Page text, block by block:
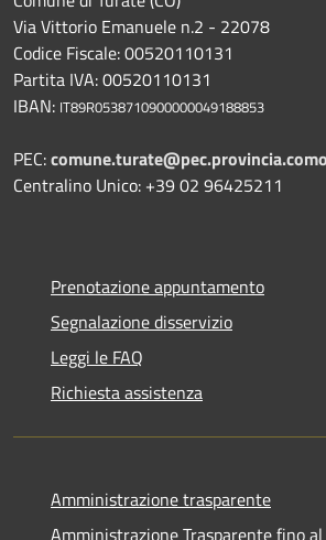
Via Vittorio Emanuele n.2 - 22078
Codice Fiscale: 00520110131
Partita IVA: 00520110131
IBAN: IT89R0538710900000049188853
PEC:
Centralino Unico: +39 02 96425211
Prenotazione appuntamento
Segnalazione disservizio
Leggi le FAQ
Richiesta assistenza
Amministrazione trasparente
Amministrazione Trasparente fino